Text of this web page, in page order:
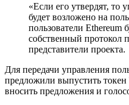
«Если его утвердят, то
будет возложено на
пользователи Ethereum
собственный протокол
представители проекта.
Для передачи управления
предложили выпустить
вносить предложения и